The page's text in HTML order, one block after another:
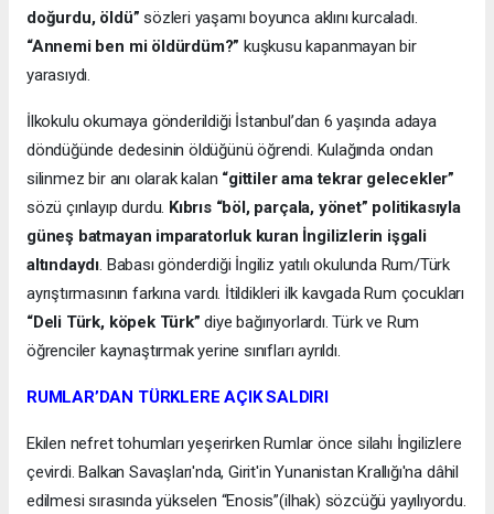
doğurdu, öldü” sözleri yaşamı boyunca aklını kurcaladı.
“Annemi ben mi öldürdüm?”kuşkusu kapanmayan bir
yarasıydı.
İlkokulu okumaya gönderildiği İstanbul’dan 6 yaşında adaya
döndüğünde dedesinin öldüğünü öğrendi. Kulağında ondan
silinmez bir anı olarak kalan “gittiler ama tekrar gelecekler”
sözü çınlayıp durdu. Kıbrıs “böl, parçala, yönet” politikasıyla
güneş batmayan imparatorluk kuran İngilizlerin işgali
altındaydı. Babası gönderdiği İngiliz yatılı okulunda Rum/Türk
ayrıştırmasının farkına vardı. İtildikleri ilk kavgada Rum çocukları
“Deli Türk, köpek Türk” diye bağırıyorlardı. Türk ve Rum
öğrenciler kaynaştırmak yerine sınıfları ayrıldı.
RUMLAR’DAN TÜRKLERE AÇIK SALDIRI
Ekilen nefret tohumları yeşerirken Rumlar önce silahı İngilizlere
çevirdi. Balkan Savaşları'nda, Girit'in Yunanistan Krallığı'na dâhil
edilmesi sırasında yükselen “Enosis”(ilhak) sözcüğü yayılıyordu.